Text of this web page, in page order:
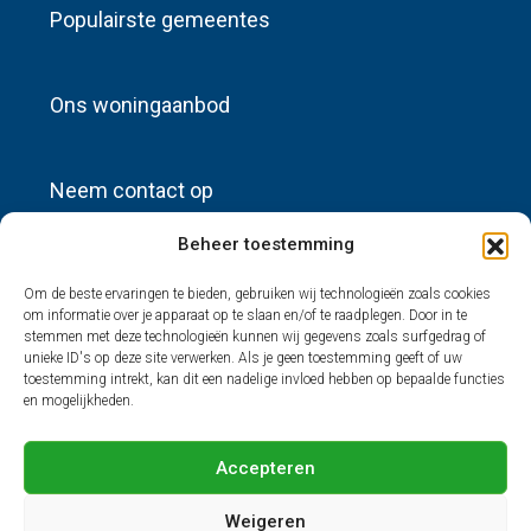
Beheer toestemming
Om de beste ervaringen te bieden, gebruiken wij technologieën zoals cookies
om informatie over je apparaat op te slaan en/of te raadplegen. Door in te
stemmen met deze technologieën kunnen wij gegevens zoals surfgedrag of
unieke ID's op deze site verwerken. Als je geen toestemming geeft of uw
toestemming intrekt, kan dit een nadelige invloed hebben op bepaalde functies
en mogelijkheden.
Accepteren
Weigeren
Populairste gemeentes
Ons woningaanbod
Neem contact op
info@sources-huisadvertenties.nl
Nieuwste advertenties